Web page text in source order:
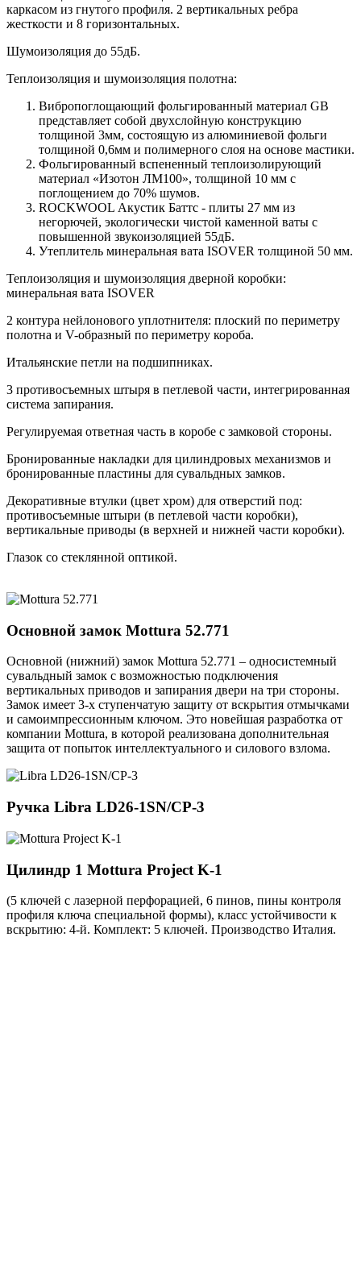
каркасом из гнутого профиля. 2 вертикальных ребра
жесткости и 8 горизонтальных.
Шумоизоляция до 55дБ.
Теплоизоляция и шумоизоляция полотна:
Вибропоглощающий фольгированный материал GB
представляет собой двухслойную конструкцию
толщиной 3мм, состоящую из алюминиевой фольги
толщиной 0,6мм и полимерного слоя на основе мастики.
Фольгированный вспененный теплоизолирующий
материал «Изотон ЛМ100», толщиной 10 мм с
поглощением до 70% шумов.
ROCKWOOL Акустик Баттс - плиты 27 мм из
негорючей, экологически чистой каменной ваты с
повышенной звукоизоляцией 55дБ.
Утеплитель минеральная вата ISOVER толщиной 50 мм.
Теплоизоляция и шумоизоляция дверной коробки:
минеральная вата ISOVER
2 контура нейлонового уплотнителя: плоский по периметру
полотна и V-образный по периметру короба.
Итальянские петли на подшипниках.
3 противосъемных штыря в петлевой части, интегрированная
система запирания.
Регулируемая ответная часть в коробе с замковой стороны.
Бронированные накладки для цилиндровых механизмов и
бронированные пластины для сувальдных замков.
Декоративные втулки (цвет хром) для отверстий под:
противосъемные штыри (в петлевой части коробки),
вертикальные приводы (в верхней и нижней части коробки).
Глазок со стеклянной оптикой.
Основной замок Mottura 52.771
Основной (нижний) замок Mottura 52.771 – односистемный
сувальдный замок с возможностью подключения
вертикальных приводов и запирания двери на три стороны.
Замок имеет 3-х ступенчатую защиту от вскрытия отмычками
и самоимпрессионным ключом. Это новейшая разработка от
компании Mottura, в которой реализована дополнительная
защита от попыток интеллектуального и силового взлома.
Ручка Libra LD26-1SN/CP-3
Цилиндр 1 Mottura Project K-1
(5 ключей с лазерной перфорацией, 6 пинов, пины контроля
профиля ключа специальной формы), класс устойчивости к
вскрытию: 4-й. Комплект: 5 ключей. Производство Италия.